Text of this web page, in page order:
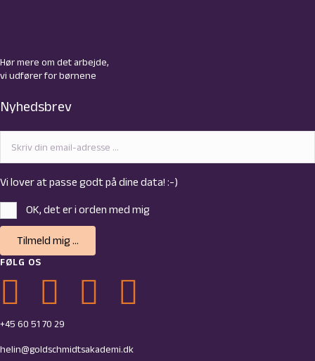
Hør mere om det arbejde,
vi udfører for børnene
Nyhedsbrev
Vi lover at passe godt på dine data! :-)
OK, det er i orden med mig
Tilmeld mig ...
FØLG OS
Link til Goldschmidts Facebook-side
Link til Goldschmidts Youtube-side
Link til Goldschmidts LinkedIn-side
Link til Goldschmidts Instagram-profil
+45 60 51 70 29
helin@goldschmidtsakademi.dk